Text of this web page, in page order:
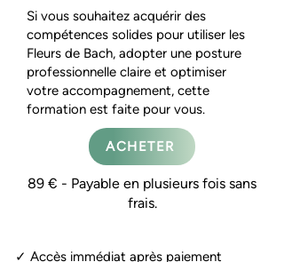
Si vous souhaitez acquérir des
compétences solides pour utiliser les
Fleurs de Bach, adopter une posture
professionnelle claire et optimiser
votre accompagnement, cette
formation est faite pour vous.
ACHETER
89 € - Payable en plusieurs fois sans
frais.
✓ Accès immédiat après paiement